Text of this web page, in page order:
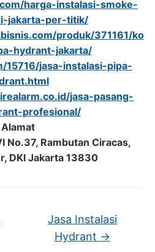
harga-instalasi-smoke-
jakarta-per-titik/
produk/371161/ko
hydrant-jakarta/
15716/jasa-instalasi-pipa-
jasa-pasang-
profesional/
Alamat
No.37, Rambutan Ciracas,
DKI Jakarta 13830
Jasa Instalasi
Hydrant →